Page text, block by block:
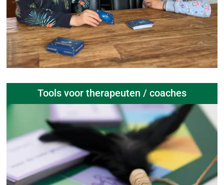
Tools voor therapeuten / coaches